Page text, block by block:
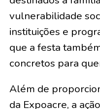
vulnerabilidade
instituições e
que a festa
concretos para
Além de
da Expoacre, a